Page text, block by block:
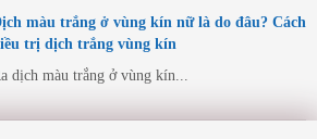
màu trắng ở vùng kín nữ là do đâu? Cách
trị dịch trắng vùng kín
dịch màu trắng ở vùng kín...